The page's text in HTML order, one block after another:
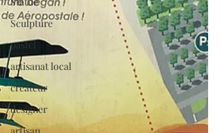
Sculpture
pastel
artisanat local
créateur
designer